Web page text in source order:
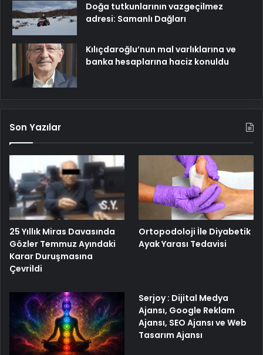
Doğa tutkunlarının vazgeçilmez
adresi: Samanlı Dağları
Kılıçdaroğlu’nun mal varlıklarına ve
banka hesaplarına haciz konuldu
Son Yazılar
25 Yıllık Miras Davasında
Gözler Temmuz Ayındaki
Karar Duruşmasına
Çevrildi
Ortopodoloji İle Diyabetik
Ayak Yarası Tedavisi
Serjoy : Dijital Medya
Ajansı, Google Reklam
Ajansı, SEO Ajansı ve Web
Tasarım Ajansı